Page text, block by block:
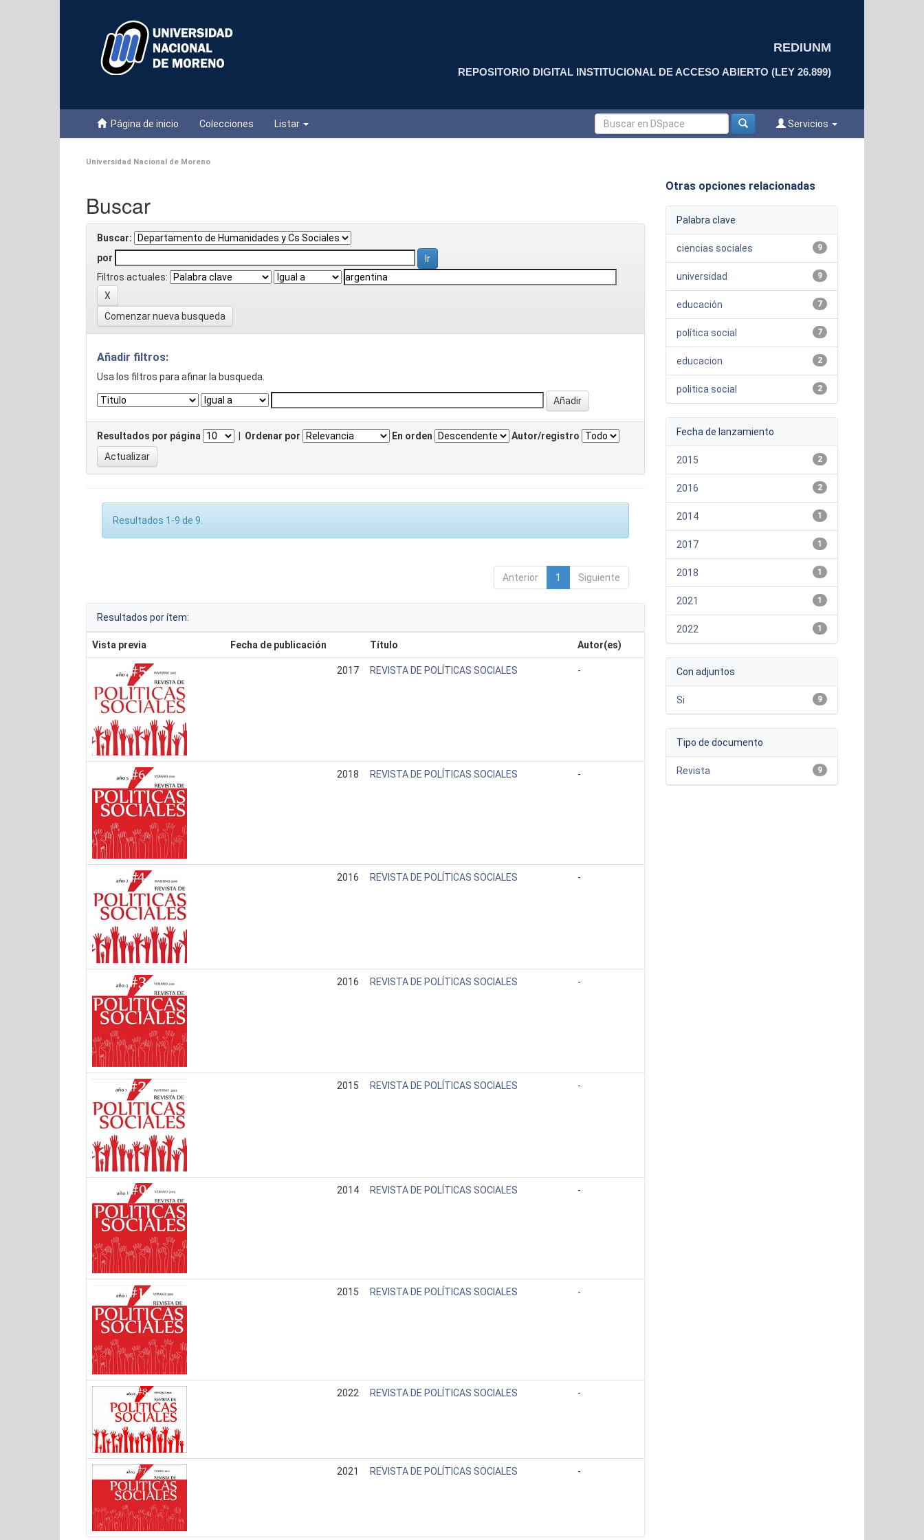
REDIUNM
REPOSITORIO DIGITAL INSTITUCIONAL DE ACCESO ABIERTO (LEY 26.899)
Página de inicio Colecciones Listar Servicios
Universidad Nacional de Moreno
Buscar
Buscar:
por
Filtros actuales:
Comenzar nueva busqueda
Añadir filtros:
Usa los filtros para afinar la busqueda.
Resultados por página Ordenar por En orden Autor/registro
Resultados 1-9 de 9.
Anterior 1 Siguiente
Resultados por ítem:
Vista previa Fecha de publicación Título Autor(es)
2017 REVISTA DE POLÍTICAS SOCIALES -
2018 REVISTA DE POLÍTICAS SOCIALES -
2016 REVISTA DE POLÍTICAS SOCIALES -
2016 REVISTA DE POLÍTICAS SOCIALES -
2015 REVISTA DE POLÍTICAS SOCIALES -
2014 REVISTA DE POLÍTICAS SOCIALES -
2015 REVISTA DE POLÍTICAS SOCIALES -
2022 REVISTA DE POLÍTICAS SOCIALES -
2021 REVISTA DE POLÍTICAS SOCIALES -
Otras opciones relacionadas
Palabra clave
9
ciencias sociales
9
universidad
7
educación
7
política social
2
educacion
2
politica social
Fecha de lanzamiento
2
2015
2
2016
1
2014
1
2017
1
2018
1
2021
1
2022
Con adjuntos
9
Si
Tipo de documento
9
Revista